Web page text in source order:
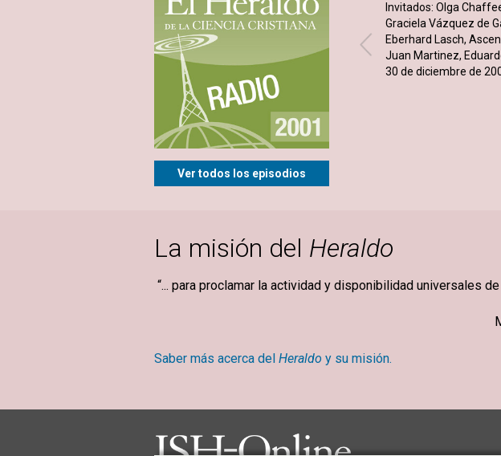
Ver todos los episodios
Invitados: Olga
Graciela Vázquez de
Eberhard Lasch,
Juan Martinez,
30 de diciembre de
La misión del Heraldo
“... para proclamar la actividad y disponibilidad universales de
Mary Baker
Saber más acerca del Heraldo y su misión.